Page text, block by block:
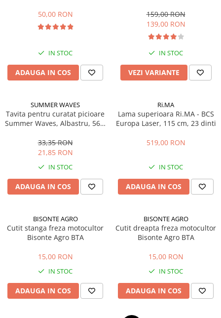
Compactoare
Cilindri vibrocompactori
Betoniere
Malaxoare
Accesorii betoniere
Depozitare, transport si protectie
Scari de lucru si schele
Echipamente de ridicat
Echipamente pentru transport
transport
Tehnica diamantata
Masini de carotat
Masini de canelat
Carote diamantate
Discuri diamantate
Freze diamantate
50,00 RON
IN STOC
ADAUGA IN COS
159,00 RON
139,00 RON
IN STOC
VEZI VARIANTE
SUMMER WAVES
Tavita pentru curatat picioare
Summer Waves, Albastru, 56 x
33,35 RON
21,85 RON
IN STOC
ADAUGA IN COS
Ri.MA
Lama superioara Ri.MA - BCS
Europa Laser, 115 cm, 23 dinti
519,00 RON
IN STOC
ADAUGA IN COS
BISONTE AGRO
Cutit stanga freza motocultor
Bisonte Agro BTA
15,00 RON
IN STOC
ADAUGA IN COS
BISONTE AGRO
Cutit dreapta freza motocultor
Bisonte Agro BTA
15,00 RON
IN STOC
ADAUGA IN COS